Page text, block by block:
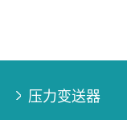
压力变送器